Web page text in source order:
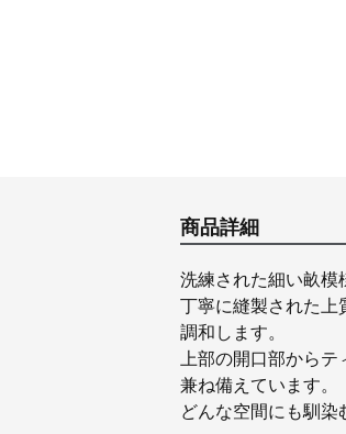
商品詳細
洗練された細い畝模
丁寧に縫製された上
調和します。
上部の開口部から
兼ね備えています。
どんな空間にも馴染